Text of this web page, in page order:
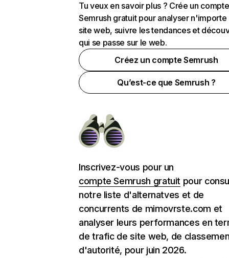
Tu veux en savoir plus ? Crée un compte
Semrush gratuit pour analyser n'importe
site web, suivre les tendances et
qui se passe sur le web.
Créez un compte Semrush
Qu’est-ce que Semrush ?
Inscrivez-vous pour un
compte Semrush gratuit pour
notre liste d'alternatves et de
concurrents de mimovrste.com et
analyser leurs performances en
de trafic de site web, de
d'autorité, pour juin 2026.